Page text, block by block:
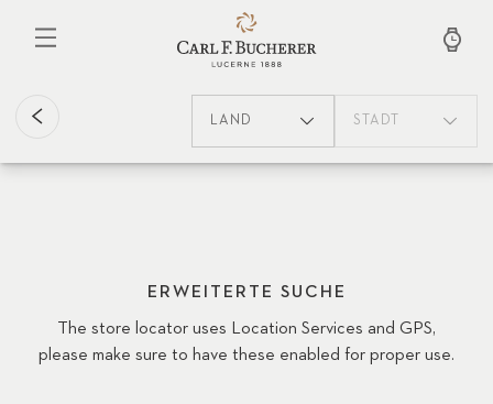
LAND STADT
ERWEITERTE SUCHE
The store locator uses Location Services and GPS,
please make sure to have these enabled for proper use.